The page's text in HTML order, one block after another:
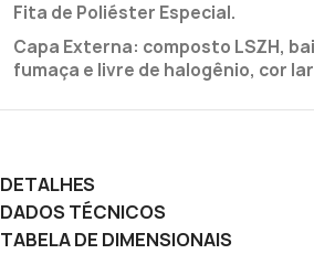
Fita de Poliéster Especial.
Capa Externa: composto LSZH,
fumaça e livre de halogênio, cor
DETALHES
DADOS TÉCNICOS
TABELA DE DIMENSIONAIS